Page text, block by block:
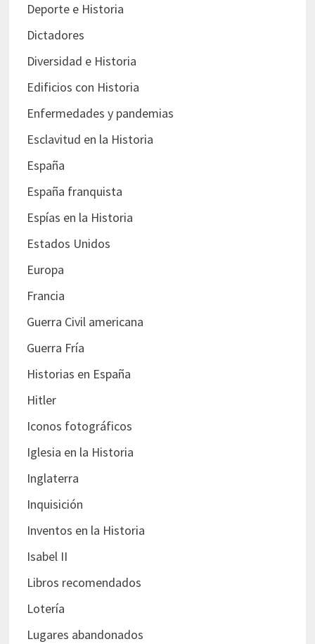
Deporte e Historia
Dictadores
Diversidad e Historia
Edificios con Historia
Enfermedades y pandemias
Esclavitud en la Historia
España
España franquista
Espías en la Historia
Estados Unidos
Europa
Francia
Guerra Civil americana
Guerra Fría
Historias en España
Hitler
Iconos fotográficos
Iglesia en la Historia
Inglaterra
Inquisición
Inventos en la Historia
Isabel II
Libros recomendados
Lotería
Lugares abandonados